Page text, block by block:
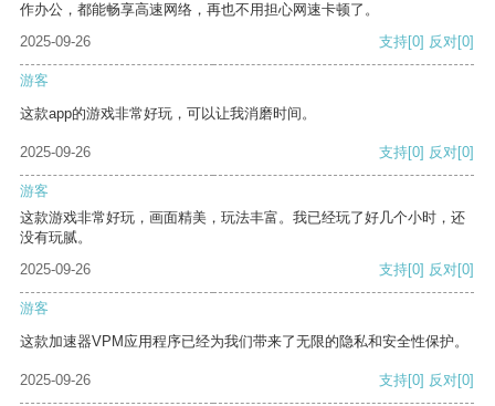
作办公，都能畅享高速网络，再也不用担心网速卡顿了。
2025-09-26
支持[0] 反对[0]
游客
这款app的游戏非常好玩，可以让我消磨时间。
2025-09-26 支持[0] 反对[0]
游客
这款游戏非常好玩，画面精美，玩法丰富。我已经玩了好几个小时，还
没有玩腻。
2025-09-26
支持[0] 反对[0]
游客
这款加速器VPM应用程序已经为我们带来了无限的隐私和安全性保护。
2025-09-26 支持[0] 反对[0]